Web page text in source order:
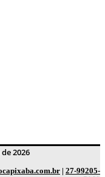
2026
| 27-99205-